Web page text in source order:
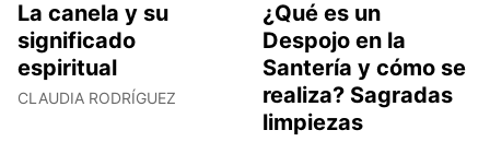
La canela y su
significado
espiritual
CLAUDIA RODRÍGUEZ
¿Qué es un
Despojo en la
Santería y cómo se
realiza? Sagradas
limpiezas